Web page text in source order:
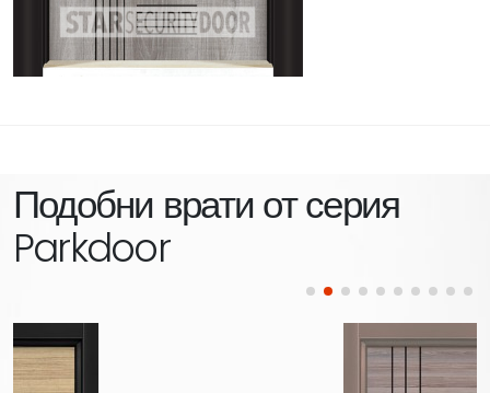
Подобни врати от серия
Parkdoor